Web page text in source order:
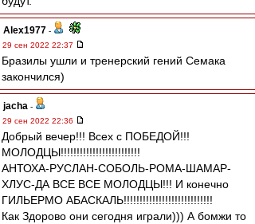
Alex1977 -
29 сен 2022 22:37
Бразилы ушли и тренерский гений Семака
закончился)
jacha -
29 сен 2022 22:36
Добрый вечер!!! Всех с ПОБЕДОЙ!!!
МОЛОДЦЫ!!!!!!!!!!!!!!!!!!!!!!!!!
АНТОХА-РУСЛАН-СОБОЛЬ-РОМА-ШАМАР-
ХЛУС-ДА ВСЕ ВСЕ МОЛОДЦЫ!!! И конечно
ГИЛЬЕРМО АБАСКАЛЬ!!!!!!!!!!!!!!!!!!!!!!!!!!!!
Как Здорово они сегодня играли))) А бомжи то